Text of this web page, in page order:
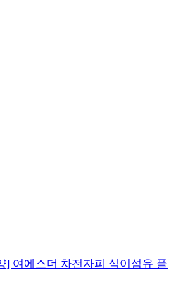
] 여에스더 차전자피 식이섬유 플